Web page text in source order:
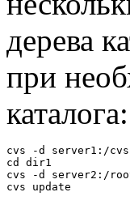
дерева
при
каталога:
cvs -d server1:/
cd dir1
cvs -d server2:/